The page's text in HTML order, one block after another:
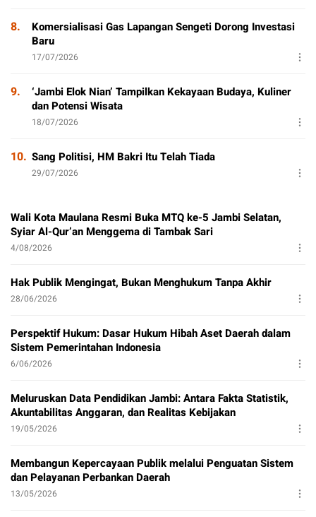
8.
Komersialisasi Gas Lapangan Sengeti Dorong Investasi
Baru
17/07/2026
9.
‘Jambi Elok Nian’ Tampilkan Kekayaan Budaya, Kuliner
dan Potensi Wisata
18/07/2026
10. Sang Politisi, HM Bakri Itu Telah Tiada
29/07/2026
Wali Kota Maulana Resmi Buka MTQ ke-5 Jambi Selatan,
Syiar Al-Qur’an Menggema di Tambak Sari
4/08/2026
Hak Publik Mengingat, Bukan Menghukum Tanpa Akhir
28/06/2026
Perspektif Hukum: Dasar Hukum Hibah Aset Daerah dalam
Sistem Pemerintahan Indonesia
6/06/2026
Meluruskan Data Pendidikan Jambi: Antara Fakta Statistik,
Akuntabilitas Anggaran, dan Realitas Kebijakan
19/05/2026
Membangun Kepercayaan Publik melalui Penguatan Sistem
dan Pelayanan Perbankan Daerah
13/05/2026